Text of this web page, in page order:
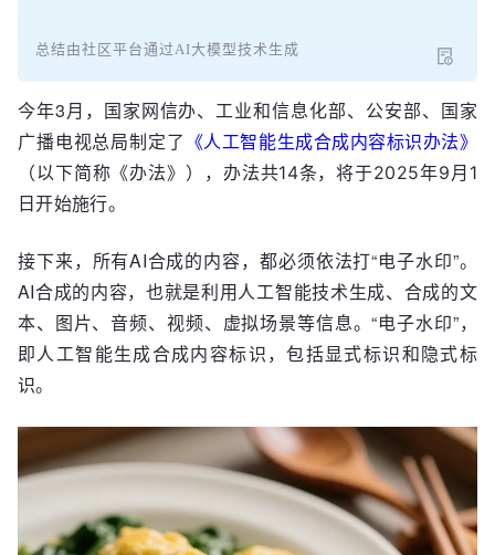
总结由社区平台通过AI大模型技术生成
今年3月，国家网信办、工业和信息化部、公安部、国家
广播电视总局制定了 《人工智能生成合成内容标识办法》
（以下简称《办法》）， 办法共14条，将于2025年9月1
日开始施行。
接下来，所有AI合成的内容，都必须依法打“电子水印”。
AI合成的内容，也就是利用人工智能技术生成、合成的文
本、图片、音频、视频、虚拟场景等信息。“电子水印”，
即人工智能生成合成内容标识，包括显式标识和隐式标
识。